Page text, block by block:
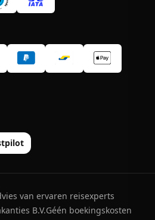
van ervaren reisexperts
B.V.Géén boekingskosten